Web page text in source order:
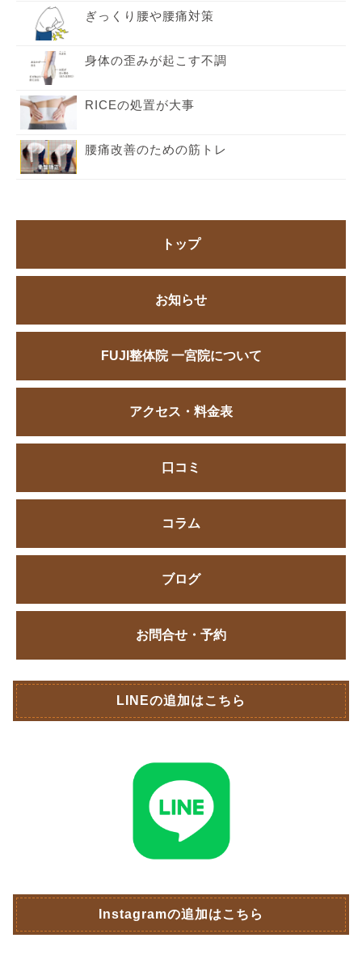
ぎっくり腰や腰痛対策
身体の歪みが起こす不調
RICEの処置が大事
腰痛改善のための筋トレ
トップ
お知らせ
FUJI整体院 一宮院について
アクセス・料金表
口コミ
コラム
ブログ
お問合せ・予約
LINEの追加はこちら
Instagramの追加はこちら